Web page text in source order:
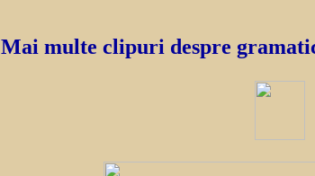
Mai multe clipuri despre